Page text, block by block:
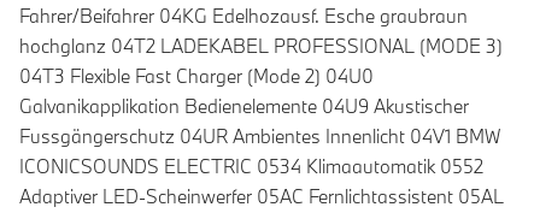
Fahrer/Beifahrer 04KG Edelhozausf. Esche graubraun
hochglanz 04T2 LADEKABEL PROFESSIONAL (MODE 3)
04T3 Flexible Fast Charger (Mode 2) 04U0
Galvanikapplikation Bedienelemente 04U9 Akustischer
Fussgängerschutz 04UR Ambientes Innenlicht 04V1 BMW
ICONICSOUNDS ELECTRIC 0534 Klimaautomatik 0552
Adaptiver LED-Scheinwerfer 05AC Fernlichtassistent 05AL